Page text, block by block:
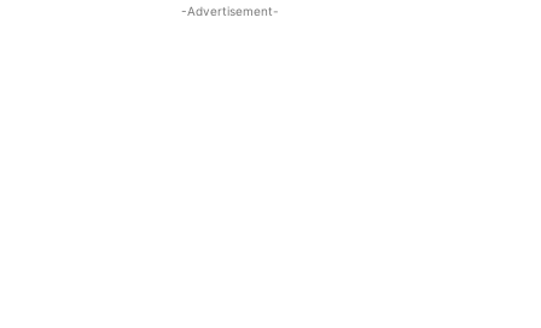
-Advertisement-